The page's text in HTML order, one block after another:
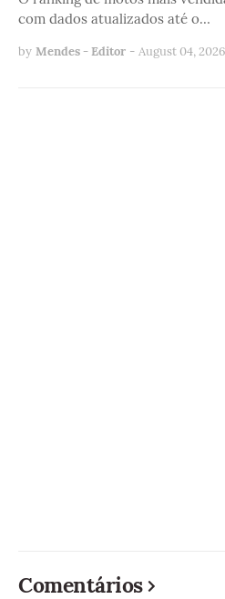
com dados atualizados até o…
by Mendes - Editor - August 04, 2026
Comentários